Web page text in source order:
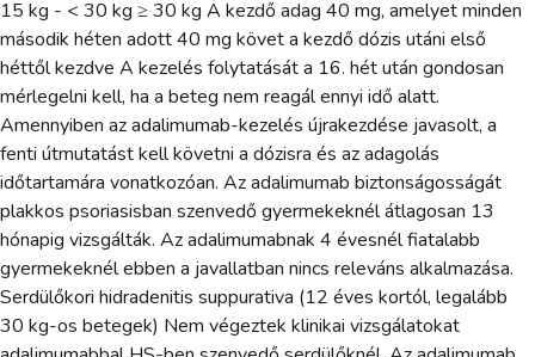
15 kg - < 30 kg ≥ 30 kg A kezdő adag 40 mg, amelyet minden
második héten adott 40 mg követ a kezdő dózis utáni első
héttől kezdve A kezelés folytatását a 16. hét után gondosan
mérlegelni kell, ha a beteg nem reagál ennyi idő alatt.
Amennyiben az adalimumab-kezelés újrakezdése javasolt, a
fenti útmutatást kell követni a dózisra és az adagolás
időtartamára vonatkozóan. Az adalimumab biztonságosságát
plakkos psoriasisban szenvedő gyermekeknél átlagosan 13
hónapig vizsgálták. Az adalimumabnak 4 évesnél fiatalabb
gyermekeknél ebben a javallatban nincs releváns alkalmazása.
Serdülőkori hidradenitis suppurativa (12 éves kortól, legalább
30 kg-os betegek) Nem végeztek klinikai vizsgálatokat